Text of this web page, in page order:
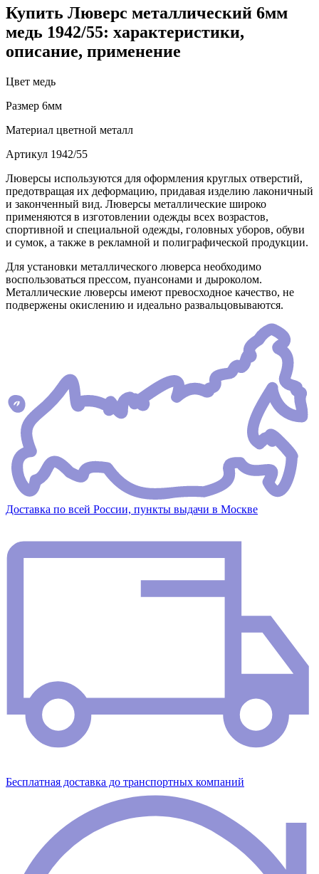
Купить Люверс металлический 6мм
медь 1942/55: характеристики,
описание, применение
Цвет медь
Размер 6мм
Материал цветной металл
Артикул 1942/55
Люверсы используются для оформления круглых отверстий,
предотвращая их деформацию, придавая изделию лаконичный
и законченный вид. Люверсы металлические широко
применяются в изготовлении одежды всех возрастов,
спортивной и специальной одежды, головных уборов, обуви
и сумок, а также в рекламной и полиграфической продукции.
Для установки металлического люверса необходимо
воспользоваться прессом, пуансонами и дыроколом.
Металлические люверсы имеют превосходное качество, не
подвержены окислению и идеально развальцовываются.
Доставка по всей России, пункты выдачи в Москве
Бесплатная доставка до транспортных компаний